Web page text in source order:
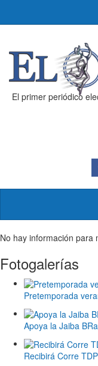
El primer periódico
No hay información para
Fotogalerías
Pretemporada
Apoya la Jaiba
Recibirá Corre